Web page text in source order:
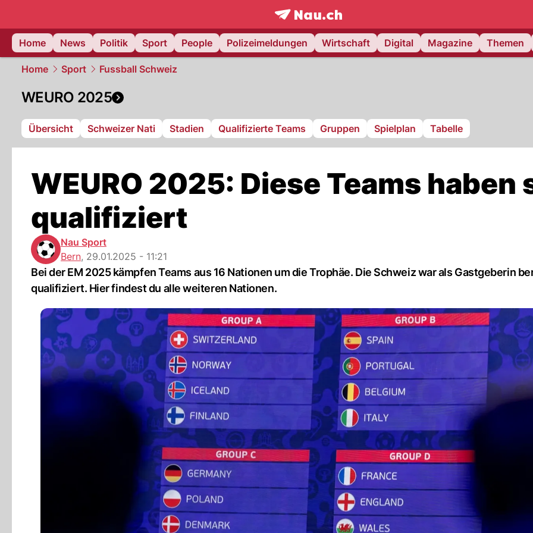
frontpage.NAU.ch
Home
News Politik Sport People Polizeimeldungen Wirtschaft Digital Magazine Themen
Home Sport Fussball Schweiz
WEURO 2025
Übersicht Schweizer Nati Stadien Qualifizierte Teams Gruppen Spielplan Tabelle
WEURO 2025: Diese Teams haben
qualifiziert
Nau Sport
Bern, 29.01.2025 - 11:21
Bei der EM 2025 kämpfen Teams aus 16 Nationen um die Trophäe. Die Schweiz war als Gastgeberin
qualifiziert. Hier findest du alle weiteren Nationen.